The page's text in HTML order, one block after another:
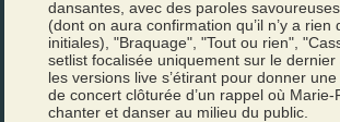
dansantes, avec des paroles
(dont on aura confirmation qu’il n’y a rien
initiales), "Braquage", "Tout ou rien",
setlist focalisée uniquement sur le dernier
les versions live s’étirant pour donner
de concert clôturée d’un rappel où Marie-
chanter et danser au milieu du public.